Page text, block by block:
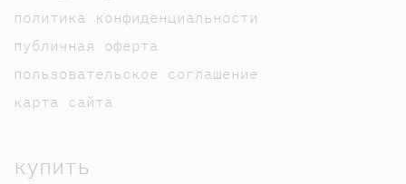
политика конфиденциальности
публичная оферта
пользовательское соглашение
карта сайта
купить